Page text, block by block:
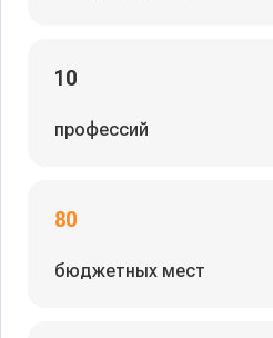
10
профессий
80
бюджетных мест